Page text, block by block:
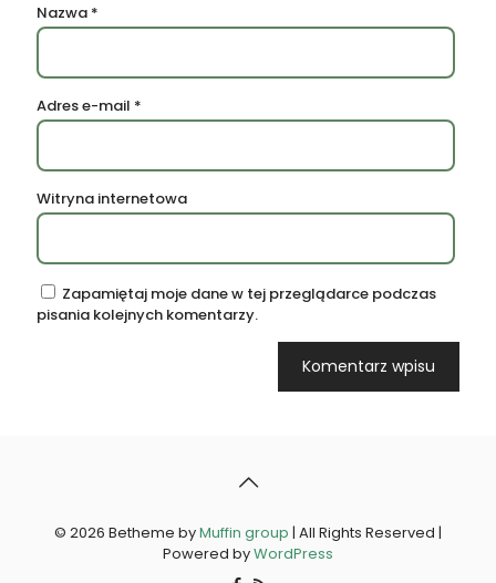
Nazwa *
Adres e-mail *
Witryna internetowa
Zapamiętaj moje dane w tej przeglądarce podczas
pisania kolejnych komentarzy.
© 2026 Betheme byMuffin group | All Rights Reserved |
Powered byWordPress